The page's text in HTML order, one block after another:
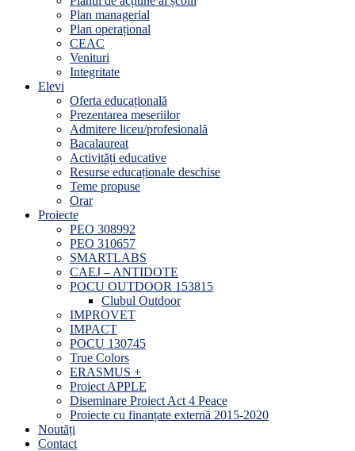
Plan managerial
Plan operațional
CEAC
Venituri
Integritate
Elevi
Oferta educațională
Prezentarea meseriilor
Admitere liceu/profesională
Bacalaureat
Activități educative
Resurse educaționale deschise
Teme propuse
Orar
Proiecte
PEO 308992
PEO 310657
SMARTLABS
CAEJ – ANTIDOTE
POCU OUTDOOR 153815
Clubul Outdoor
IMPROVET
IMPACT
POCU 130745
True Colors
ERASMUS +
Proiect APPLE
Diseminare Proiect Act 4 Peace
Proiecte cu finanțate externă 2015-2020
Noutăți
Contact